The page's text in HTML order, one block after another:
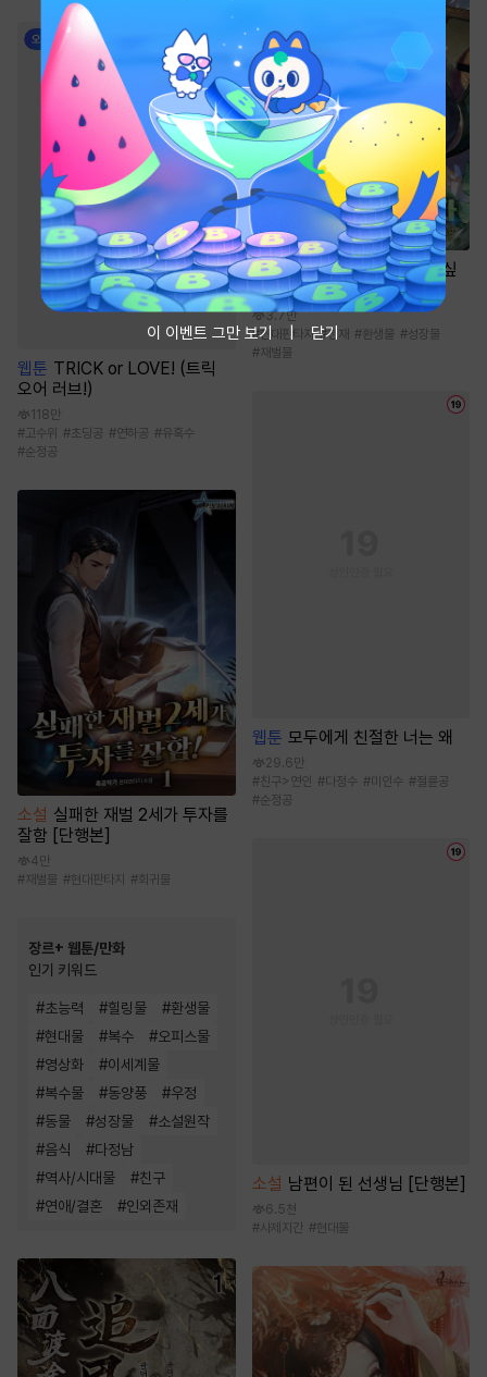
웹툰 TRICK or LOVE! (트릭
오어 러브!)
118만
#고수위 #초딩공 #연하공 #유혹수
#순정공
소설 실패한 재벌 2세가 투자를
잘함 [단행본]
4만
# 재벌물 #현대판타지 #회귀물
장르+ 웹툰/만화
인기 키워드
#초능력 #힐링물 #환생물
#현대물 #복수 #오피스물
#영상화 #이세계물
#복수물 #동양풍 #우정
#동물 #성장물 #소설원작
#음식 #다정남
#역사/시대물 #친구
#연애/결혼 #인외존재
소설 경영은 됐고 돈만 쓰고 싶
습니다
3.7만
#현대판타지 #천재 #환생물 #성장물
#재벌물
웹툰 모두에게 친절한 너는 왜
29.6만
#친구>연인 #다정수 #미인수 #절륜공
#순정공
소설 남편이 된 선생님 [단행본]
6.5천
#사제지간 #현대물
이 이벤트 그만 보기 닫기